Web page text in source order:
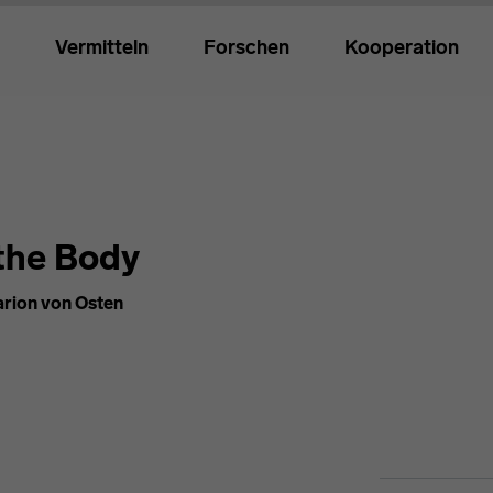
Vermitteln Forschen Kooperation
Body
von Osten